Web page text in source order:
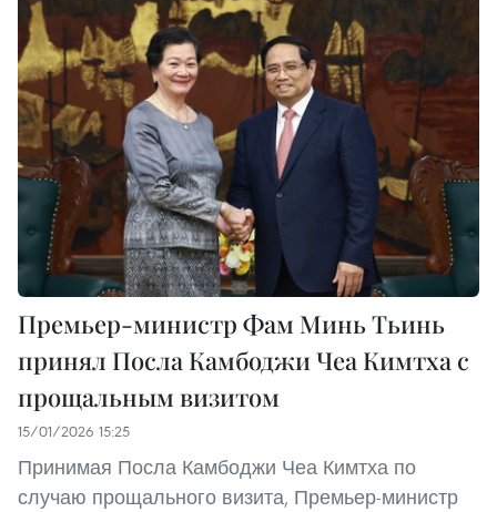
Премьер-министр Фам Минь Тьинь
принял Посла Камбоджи Чеа Кимтха с
прощальным визитом
15/01/2026 15:25
Принимая Посла Камбоджи Чеа Кимтха по
случаю прощального визита, Премьер-министр